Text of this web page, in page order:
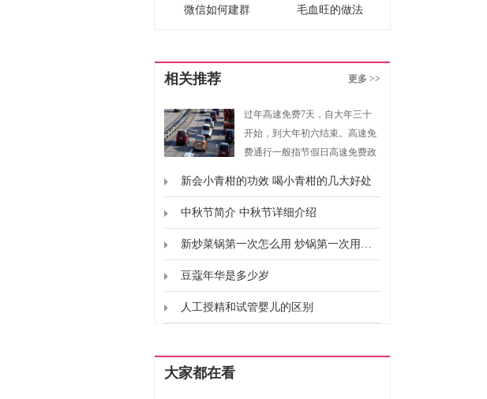
微信如何建群 毛血旺的做法
相关推荐 更多 >>
过年高速免费7天，自大年三十
开始，到大年初六结束。高速免
费通行一般指节假日高速免费政
假日免收小型客车通行费实施方
案》规定，高速免费通行的时间
为春节、清明节、劳动节、国庆
上述法定节假日连休日。
新会小青柑的功效 喝小青柑的几大好处
中秋节简介 中秋节详细介绍
新炒菜锅第一次怎么用 炒锅第一次用要怎么弄
豆蔻年华是多少岁
人工授精和试管婴儿的区别
大家都在看